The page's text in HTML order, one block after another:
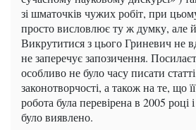
зі шматочків чужих робіт, при
просто висловлює ту ж думку, але
Викрутитися з цього Гриневич не
не заперечує запозичення.
особливо не було часу писати
законотворчості, а також на те, що
робота була перевірена в 2005 році
було виявлено.